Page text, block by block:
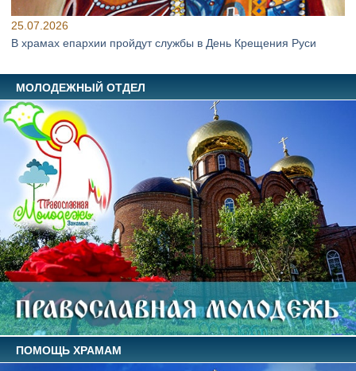
25.07.2026
В храмах епархии пройдут службы в День Крещения Руси
МОЛОДЕЖНЫЙ ОТДЕЛ
ПОМОЩЬ ХРАМАМ